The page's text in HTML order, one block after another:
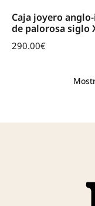
Caja joyero
de palorosa siglo
290.00€